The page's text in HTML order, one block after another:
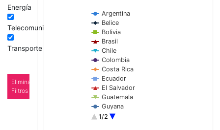
Energía
Telecomunicaciones
Transporte
Eliminar
Filtros
Argentina
Belice
Bolivia
Brasil
Chile
Colombia
Costa Rica
Ecuador
El Salvador
Guatemala
Guyana
Haití
1/2